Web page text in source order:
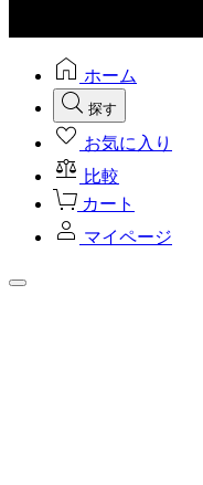
ホーム
探す
お気に入り
比較
カート
マイページ